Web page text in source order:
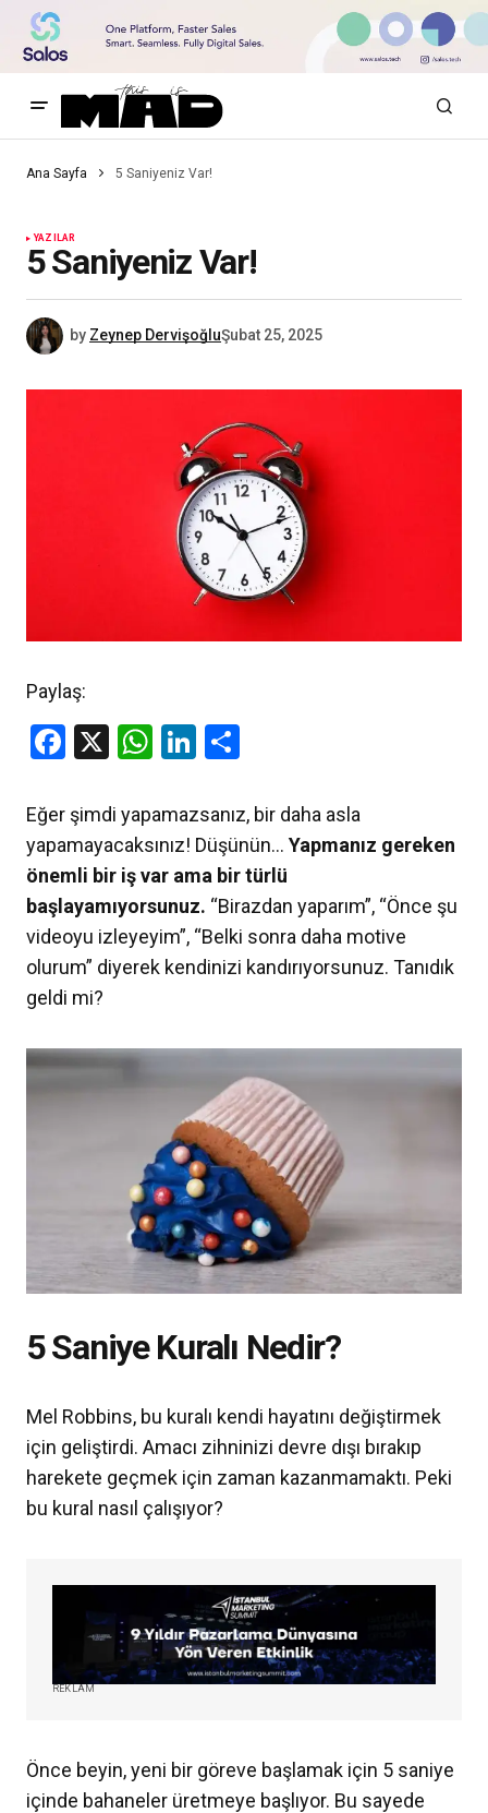
Ana Sayfa 5 Saniyeniz Var!
YAZILAR
5 Saniyeniz Var!
by Zeynep DervişoğluŞubat 25, 2025
Paylaş:
Facebook
X WhatsApp
LinkedIn
Eğer şimdi yapamazsanız, bir daha asla
yapamayacaksınız! Düşünün… Yapmanız gereken
önemli bir iş var ama bir türlü
başlayamıyorsunuz. “Birazdan yaparım”, “Önce şu
videoyu izleyeyim”, “Belki sonra daha motive
olurum” diyerek kendinizi kandırıyorsunuz. Tanıdık
geldi mi?
5 Saniye Kuralı Nedir?
Mel Robbins, bu kuralı kendi hayatını değiştirmek
için geliştirdi. Amacı zihninizi devre dışı bırakıp
harekete geçmek için zaman kazanmamaktı. Peki
bu kural nasıl çalışıyor?
REKLAM
Önce beyin, yeni bir göreve başlamak için 5 saniye
içinde bahaneler üretmeye başlıyor. Bu sayede